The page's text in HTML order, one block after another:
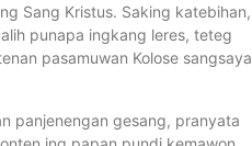
Sang Kristus. Saking katebihan,
punapa ingkang leres, teteg
pasamuwan Kolose sangsaya
panjenengan gesang, pranyata